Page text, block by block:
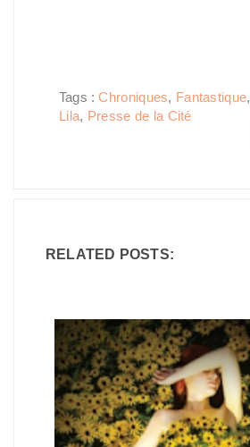
Tags :Chroniques, Fantastique,
Lila, Presse de la Cité
RELATED POSTS: